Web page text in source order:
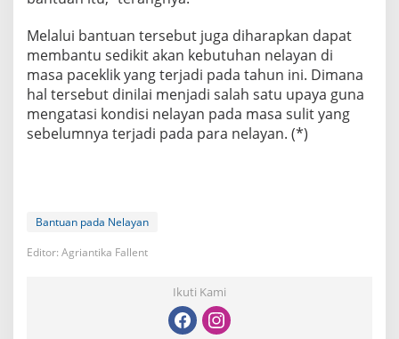
Melalui bantuan tersebut juga diharapkan dapat
membantu sedikit akan kebutuhan nelayan di
masa paceklik yang terjadi pada tahun ini. Dimana
hal tersebut dinilai menjadi salah satu upaya guna
mengatasi kondisi nelayan pada masa sulit yang
sebelumnya terjadi pada para nelayan. (*)
Bantuan pada Nelayan
Editor: Agriantika Fallent
Ikuti Kami